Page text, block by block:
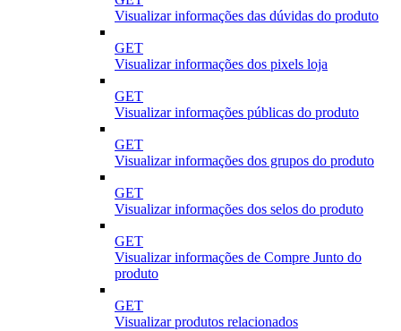
Visualizar informações das dúvidas do produto
GET
Visualizar informações dos pixels loja
GET
Visualizar informações públicas do produto
GET
Visualizar informações dos grupos do produto
GET
Visualizar informações dos selos do produto
GET
Visualizar informações de Compre Junto do
produto
GET
Visualizar produtos relacionados